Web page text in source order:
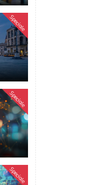
Speciale
Speciale
Speciale